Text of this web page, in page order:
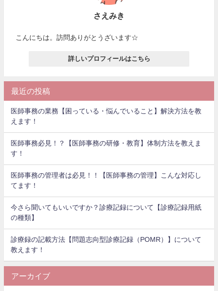
さえみき
こんにちは。訪問ありがとうざいます☆
詳しいプロフィールはこちら
最近の投稿
医師事務の業務【困っている・悩んでいること】解決方法を教
えます！
医師事務必見！？【医師事務の研修・教育】体制方法を教えま
す！
医師事務の管理者は必見！！【医師事務の管理】こんな対応し
てます！
今さら聞いてもいいですか？診療記録について【診療記録用紙
の種類】
診療録の記載方法【問題志向型診療記録（POMR）】について
教えます！
アーカイブ